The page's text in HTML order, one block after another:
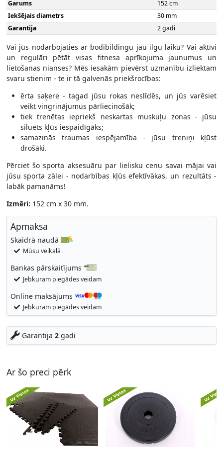
Garums
152 cm
Iekšējais diametrs
30 mm
Garantija
2 gadi
Vai jūs nodarbojaties ar bodibildingu jau ilgu laiku? Vai aktīvi
un regulāri pētāt visas fitnesa aprīkojuma jaunumus un
lietošanas nianses? Mēs iesakām pievērst uzmanību izliektam
svaru stienim - te ir tā galvenās priekšrocības:
ērta saķere - tagad jūsu rokas neslīdēs, un jūs varēsiet
veikt vingrinājumus pārliecinošāk;
tiek trenētas iepriekš neskartas muskuļu zonas - jūsu
siluets kļūs iespaidīgāks;
samazinās traumas iespējamība - jūsu treniņi kļūst
drošāki.
Pērciet šo sporta aksesuāru par lielisku cenu savai mājai vai
jūsu sporta zālei - nodarbības kļūs efektīvākas, un rezultāts -
labāk pamanāms!
Izmēri: 152 cm x 30 mm.
Apmaksa
Skaidrā naudā
Mūsu veikalā
Bankas pārskaitījums
Jebkuram piegādes veidam
Online maksājums
Jebkuram piegādes veidam
Garantija 2gadi
Ar šo preci pērk